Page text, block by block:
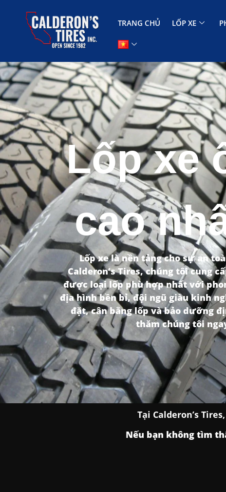
TRANG CHỦ LỐP XE
Lốp xe
cao
Lốp xe là nền tảng cho sự an
Calderon’s Tires, chúng tôi cung
được loại lốp phù hợp nhất với
địa hình bền bỉ, đội ngũ giàu kinh
đặt, cân bằng lốp và bảo dưỡng
thăm chúng tôi
Tại Calderon’s
Nếu bạn không tìm